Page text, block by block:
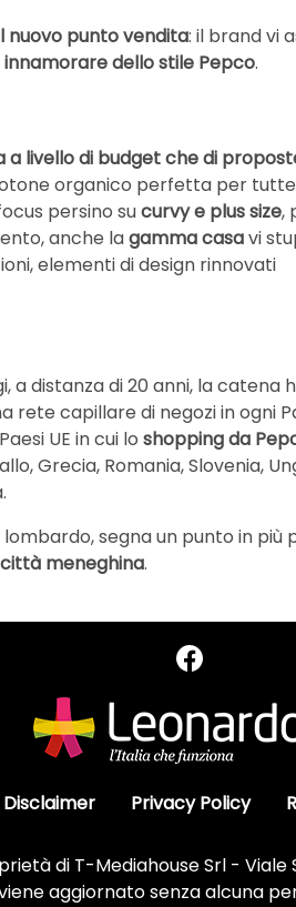
nuovo punto vendita: il brand vi
innamorare dello stile Pepco.
a livello di budget che di
organico perfetta per
persino sucurvy e plus size,
anche lagamma casavi
elementi di design rinnovati
a distanza di 20 anni, la catena
rete capillare di negozi in ogni
UE in cui lo shopping da
Grecia, Romania, Slovenia,
segna un punto in più
meneghina.
Disclaimer Privacy Policy
di T-Mediahouse Srl - Viale
aggiornato senza alcuna